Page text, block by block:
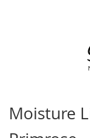
Moisture